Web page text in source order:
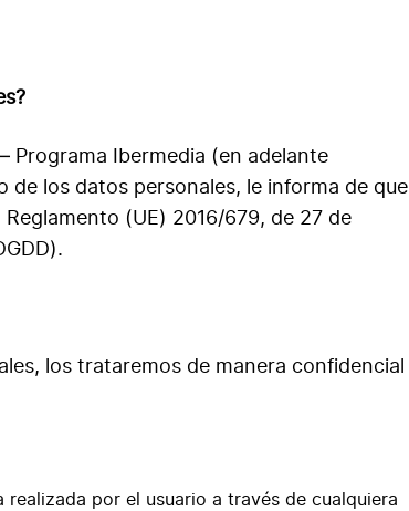
Programa Ibermedia (en adelante
de los datos personales, le informa de que
(UE) 2016/679, de 27 de
los trataremos de manera confidencial
por el usuario a través de cualquiera